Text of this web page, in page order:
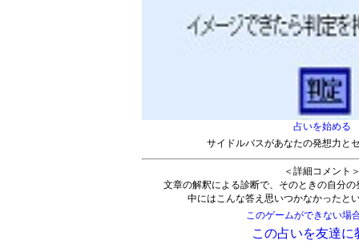
占いを始める
サイドルバスがあなたの発想力と
＜詳細コメント
文章の解釈による診断で、そのときの自分
中にはこんな答え思いつかなかったと
このゲームができない場
この占いを友達に